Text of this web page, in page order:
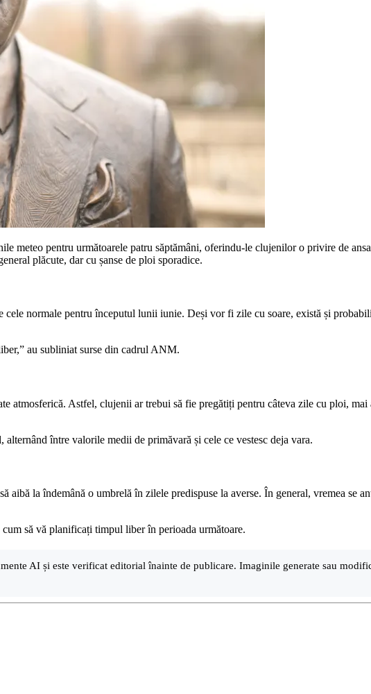
pentru următoarele patru săptămâni, oferindu-le clujenilor o privire de
plăcute, dar cu șanse de ploi sporadice.
normale pentru începutul lunii iunie. Deși vor fi zile cu soare, există și
au subliniat surse din cadrul ANM.
atmosferică. Astfel, clujenii ar trebui să fie pregătiți pentru câteva zile cu ploi,
între valorile medii de primăvară și cele ce vestesc deja vara.
la îndemână o umbrelă în zilele predispuse la averse. În general, vremea se
să vă planificați timpul liber în perioada următoare.
AI și este verificat editorial înainte de publicare. Imaginile generate sau